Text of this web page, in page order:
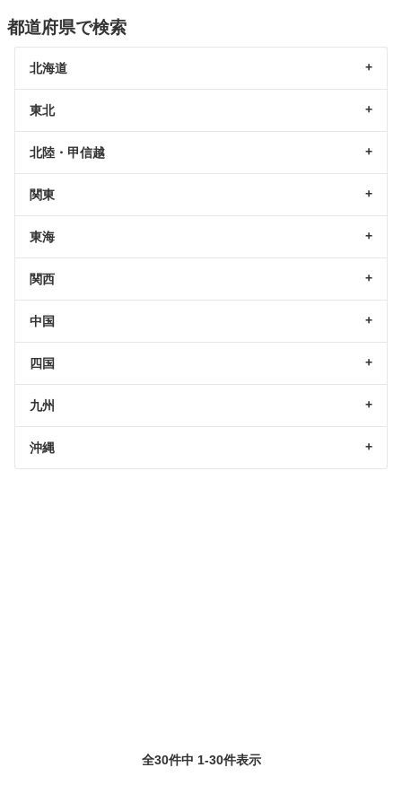
都道府県で検索
北海道
東北
北陸・甲信越
関東
東海
関西
中国
四国
九州
沖縄
全30件中 1-30件表示